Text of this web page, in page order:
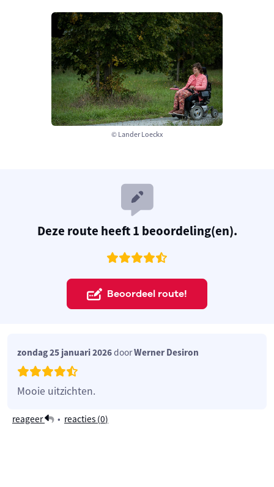
© Lander Loeckx
Deze route heeft 1 beoordeling(en).
Beoordeel route!
zondag 25 januari 2026doorWerner Desiron
Mooie uitzichten.
reageer • reacties (0)